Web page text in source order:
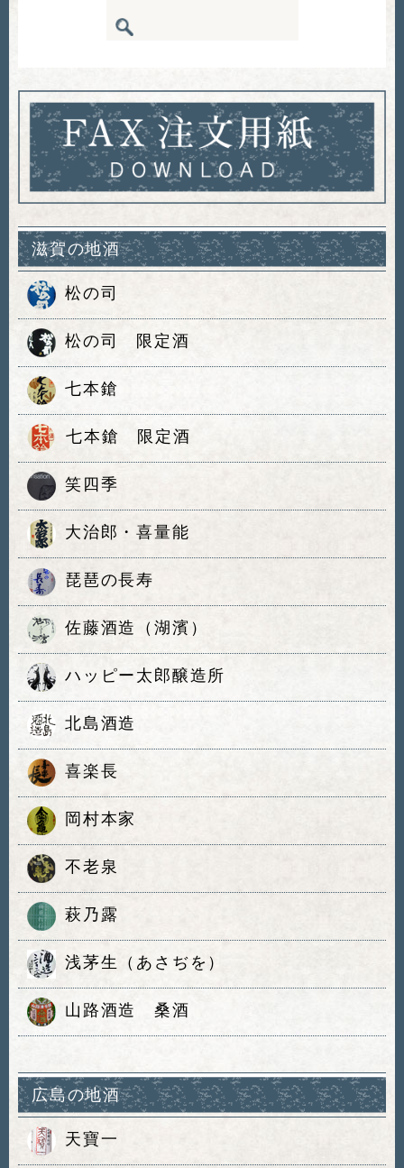
滋賀の地酒
松の司
松の司 限定酒
七本鎗
七本鎗 限定酒
笑四季
大治郎・喜量能
琵琶の長寿
佐藤酒造（湖濱）
ハッピー太郎醸造所
北島酒造
喜楽長
岡村本家
不老泉
萩乃露
浅茅生（あさぢを）
山路酒造 桑酒
広島の地酒
天寶一